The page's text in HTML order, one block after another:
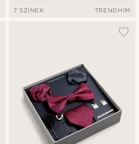
7 SZÍNEK TRENDHIM